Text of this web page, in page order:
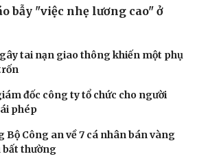
Tuyên Quang, Quảng Trị: Thí
bị ảnh hưởng
phạt tù 1-5 năm với người chuẩn bị
dâm"
Toán: Nữ giáo viên ra đầu thú liệu có
nhẹ?